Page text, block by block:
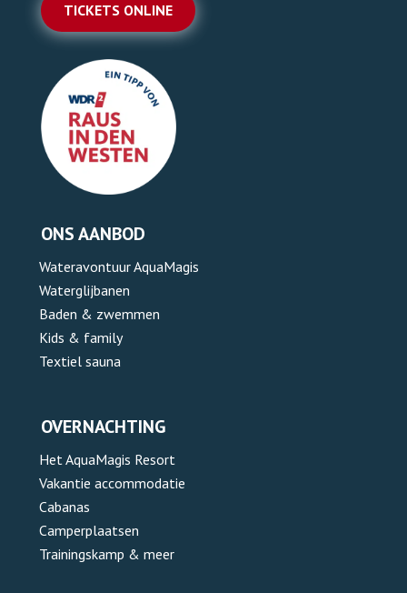
TICKETS ONLINE
ONS AANBOD
Wateravontuur AquaMagis
Waterglijbanen
Baden & zwemmen
Kids & family
Textiel sauna
OVERNACHTING
Het AquaMagis Resort
Vakantie accommodatie
Cabanas
Camperplaatsen
Trainingskamp & meer